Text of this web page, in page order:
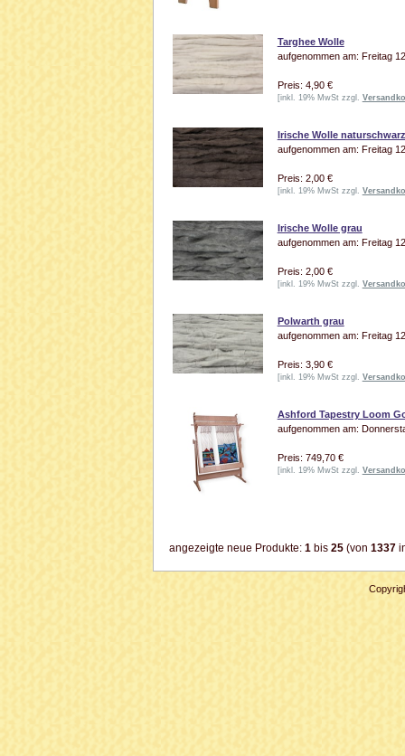
Targhee Wolle
aufgenommen am: Freitag
Preis: 4,90 €
[inkl. 19% MwSt zzgl.
Irische Wolle naturschwarz
aufgenommen am: Freitag
Preis: 2,00 €
[inkl. 19% MwSt zzgl.
Irische Wolle grau
aufgenommen am: Freitag
Preis: 2,00 €
[inkl. 19% MwSt zzgl.
Polwarth grau
aufgenommen am: Freitag
Preis: 3,90 €
[inkl. 19% MwSt zzgl.
Ashford Tapestry Loom
aufgenommen am:
Preis: 749,70 €
[inkl. 19% MwSt zzgl.
angezeigte neue Produkte: 1bis 25(von 1337